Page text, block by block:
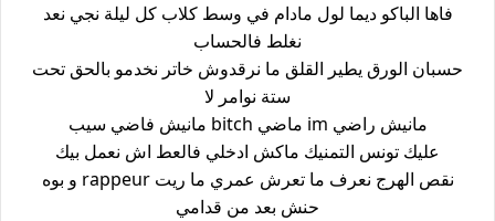
فاها الباكو ديما لول مادام في وسط كلاب كل ليلة نجي نعد
نغلط فالحساب
حسبان الورق يطير القلق ما نرقدوش خاتر نخدمو بالحق تحت
ستة نوامر لا
مانيش راضي im ماضي bitch مانيش فاضي سيب
عليك تونس التمنيك ماكش ادخلي فالعط اش نعمل بيك
نقص الهرج نعرف ما تعرش عمري ما ريت rappeur و بوه
حنش بعد من قدامي